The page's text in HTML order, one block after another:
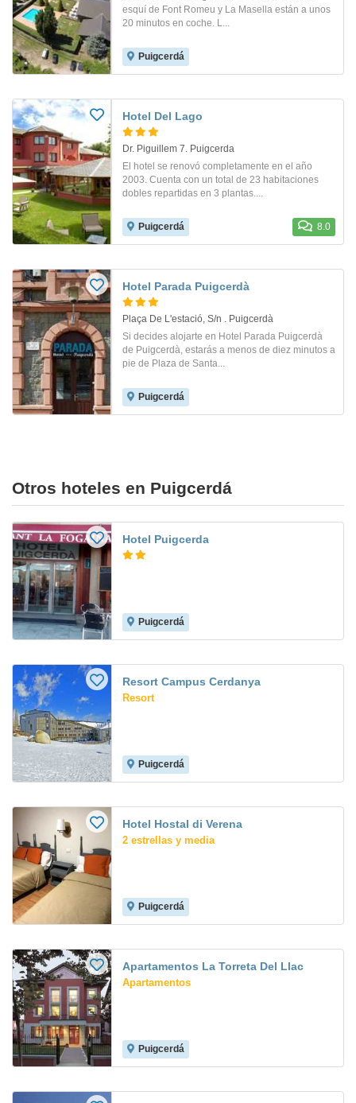
esquí de Font Romeu y La Masella están a unos
20 minutos en coche. L...
Puigcerdá
Hotel Del Lago
Dr. Piguillem 7. Puigcerda
El hotel se renovó completamente en el año
2003. Cuenta con un total de 23 habitaciones
dobles repartidas en 3 plantas....
Puigcerdá 8.0
Hotel Parada Puigcerdà
Plaça De L'estació, S/n . Puigcerdà
Si decides alojarte en Hotel Parada Puigcerdà
de Puigcerdà, estarás a menos de diez minutos a
pie de Plaza de Santa...
Puigcerdá
Otros hoteles en Puigcerdá
Hotel Puigcerda
Puigcerdá
Resort Campus Cerdanya
Resort
Puigcerdá
Hotel Hostal di Verena
2 estrellas y media
Puigcerdá
Apartamentos La Torreta Del Llac
Apartamentos
Puigcerdá